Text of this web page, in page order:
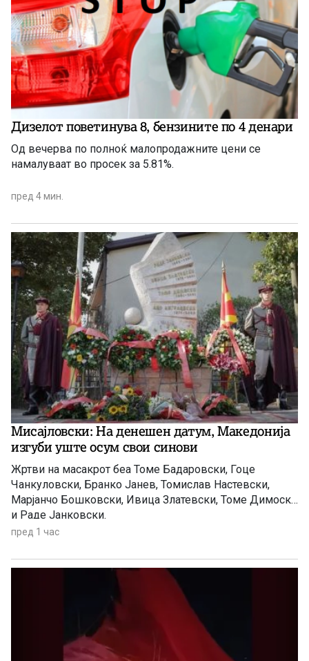
Дизелот поветинува 8, бензините по 4 денари
Од вечерва по полноќ малопродажните цени се
намалуваат во просек за 5.81%.
пред 4 мин.
Мисајловски: На денешен датум, Македонија
изгуби уште осум свои синови
Жртви на масакрот беа Томе Бадаровски, Гоце
Чанкуловски, Бранко Јанев, Томислав Настевски,
Марјанчо Бошковски, Ивица Златевски, Томе Димоски
и Раде Јанковски.
пред 1 час